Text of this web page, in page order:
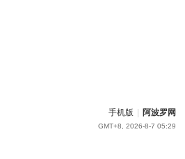
手机版 阿波罗网
GMT+8, 2026-8-7 05:29